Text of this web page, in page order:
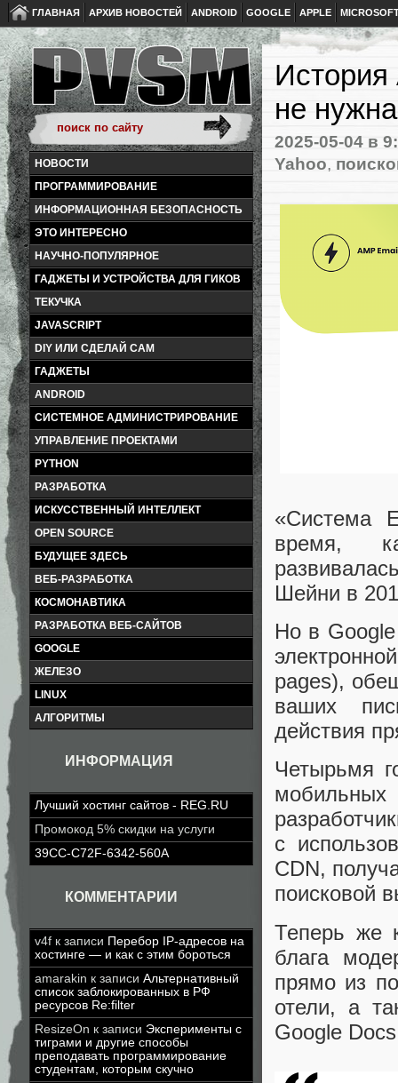
ГЛАВНАЯ АРХИВ НОВОСТЕЙ ANDROID GOOGLE APPLE
НОВОСТИ
ПРОГРАММИРОВАНИЕ
ИНФОРМАЦИОННАЯ БЕЗОПАСНОСТЬ
ЭТО ИНТЕРЕСНО
НАУЧНО-ПОПУЛЯРНОЕ
ГАДЖЕТЫ И УСТРОЙСТВА ДЛЯ ГИКОВ
ТЕКУЧКА
JAVASCRIPT
DIY ИЛИ СДЕЛАЙ САМ
ГАДЖЕТЫ
ANDROID
СИСТЕМНОЕ АДМИНИСТРИРОВАНИЕ
УПРАВЛЕНИЕ ПРОЕКТАМИ
PYTHON
РАЗРАБОТКА
ИСКУССТВЕННЫЙ ИНТЕЛЛЕКТ
OPEN SOURCE
БУДУЩЕЕ ЗДЕСЬ
ВЕБ-РАЗРАБОТКА
КОСМОНАВТИКА
РАЗРАБОТКА ВЕБ-САЙТОВ
GOOGLE
ЖЕЛЕЗО
LINUX
АЛГОРИТМЫ
ИНФОРМАЦИЯ
Лучший хостинг сайтов - REG.RU
Промокод 5% скидки на услуги
39CC-C72F-6342-560A
КОММЕНТАРИИ
v4f к записи Перебор IP-адресов на
хостинге — и как с этим бороться
amarakin к записи Альтернативный
список заблокированных в РФ
ресурсов Re:filter
ResizeOn к записи Эксперименты с
тиграми и другие способы
преподавать программирование
студентам, которым скучно
История
не
2025-05-04 в
Yahoo,
«Система
время,
Шейни в
Но в
pages),
ваших
действия
Четырьмя
мобильных
с
CDN,
поисковой
Теперь же
блага
прямо из
отели, а
Google